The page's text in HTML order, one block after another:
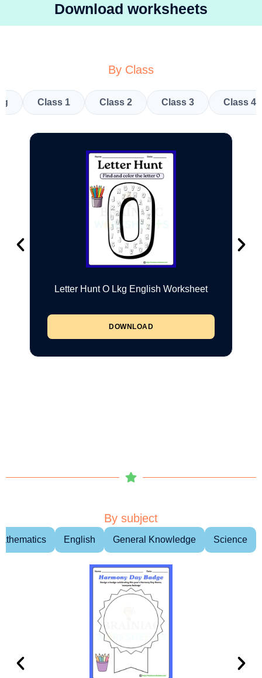
Download worksheets
By Class
Class 1 Class 2 Class 3 Class 4
Letter Hunt O Lkg English Worksheet
DOWNLOAD
By subject
English General Knowledge Science